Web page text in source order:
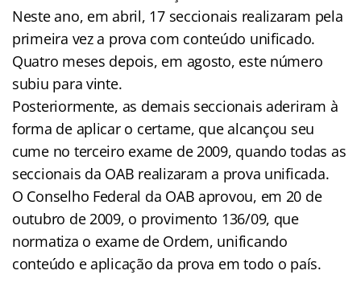
Neste ano, em abril, 17 seccionais realizaram pela
primeira vez a prova com conteúdo unificado.
Quatro meses depois, em agosto, este número
subiu para vinte.
Posteriormente, as demais seccionais aderiram à
forma de aplicar o certame, que alcançou seu
cume no terceiro exame de 2009, quando todas as
seccionais da OAB realizaram a prova unificada.
O Conselho Federal da OAB aprovou, em 20 de
outubro de 2009, o provimento 136/09, que
normatiza o exame de Ordem, unificando
conteúdo e aplicação da prova em todo o país.